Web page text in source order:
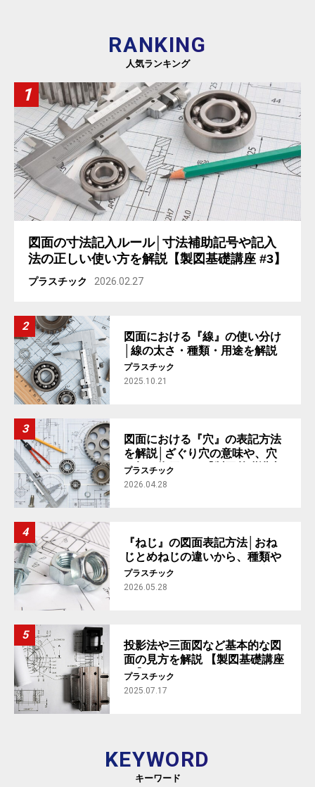
RANKING
人気ランキング
図面の寸法記入ルール│寸法補助記号や記入
法の正しい使い方を解説【製図基礎講座 #3】
プラスチック 2026.02.27
図面における『線』の使い分け
│線の太さ・種類・用途を解説
【製図基礎講座 #2】
プラスチック
2025.10.21
図面における『穴』の表記方法
を解説│ざぐり穴の意味や、穴
の加工指示まで【製図基礎講座
#4】
プラスチック
2026.04.28
『ねじ』の図面表記方法│おね
じとめねじの違いから、種類や
規格まで解説【製図基礎講座
#5】
プラスチック
2026.05.28
投影法や三面図など基本的な図
面の見方を解説 【製図基礎講座
#1】
プラスチック
2025.07.17
KEYWORD
キーワード